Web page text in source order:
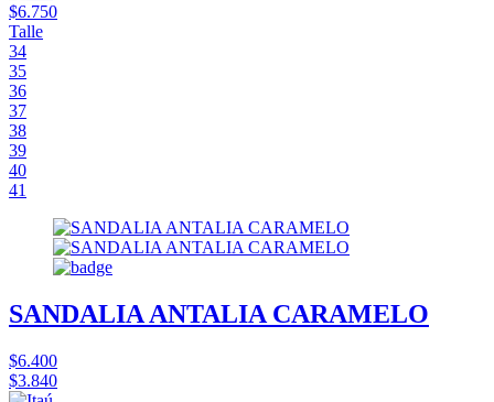
$6.750
Talle
34
35
36
37
38
39
40
41
SANDALIA ANTALIA CARAMELO
$6.400
$3.840